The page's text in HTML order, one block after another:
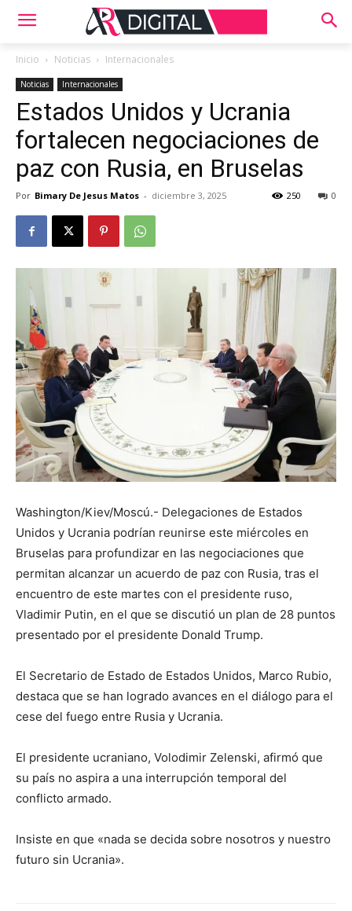
Inicio Noticias Internacionales
Noticias Internacionales
Estados Unidos y Ucrania
fortalecen negociaciones de
paz con Rusia, en Bruselas
Por Bimary De Jesus Matos - diciembre 3, 2025 0
250
Washington/Kiev/Moscú.- Delegaciones de Estados
Unidos y Ucrania podrían reunirse este miércoles en
Bruselas para profundizar en las negociaciones que
permitan alcanzar un acuerdo de paz con Rusia, tras el
encuentro de este martes con el presidente ruso,
Vladimir Putin, en el que se discutió un plan de 28 puntos
presentado por el presidente Donald Trump.
El Secretario de Estado de Estados Unidos, Marco Rubio,
destaca que se han logrado avances en el diálogo para el
cese del fuego entre Rusia y Ucrania.
El presidente ucraniano, Volodimir Zelenski, afirmó que
su país no aspira a una interrupción temporal del
conflicto armado.
Insiste en que «nada se decida sobre nosotros y nuestro
futuro sin Ucrania».